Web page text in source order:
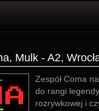
Mulk - A2,
Zespół Coma
do rangi
rozrywkowej i